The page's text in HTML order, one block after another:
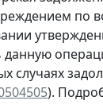
по
данную
случаях
).